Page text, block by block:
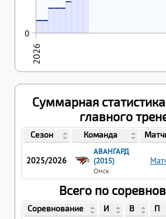
0
2026
Суммарная
главного
Сезон Команда
2025/2026
АВАНГАРД
(2015)
Омск
Всего по
Соревнование И В П